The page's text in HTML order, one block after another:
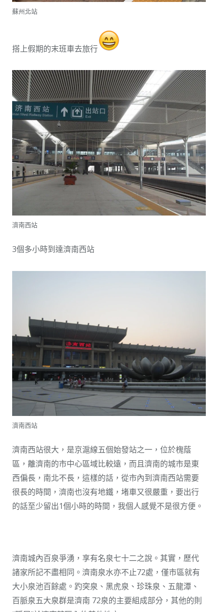
蘇州北站
搭上假期的末班車去旅行
濟南西站
3個多小時到達濟南西站
濟南西站
濟南西站很大，是京滬線五個始發站之一，位於槐蔭
區，離濟南的市中心區域比較遠，而且濟南的城市是東
西偏長，南北不長，這樣的話，從市內到濟南西站需要
很長的時間，濟南也沒有地鐵，堵車又很嚴重，要出行
的話至少留出1個小時的時間，我個人感覺不是很方便。
濟南城內百泉爭湧，享有名泉七十二之說。其實，歷代
諸家所記不盡相同。濟南泉水亦不止72處，僅市區就有
大小泉池百餘處。趵突泉、黑虎泉、珍珠泉、五龍潭、
百脈泉五大泉群是濟南 72泉的主要組成部分，其他的則